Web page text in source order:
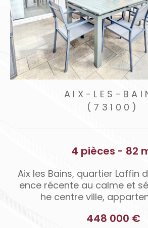
AIX-LES-
(73100)
4 pièces - 82
Aix les Bains, quartier Laffin
ence récente au calme et
he centre ville,
448 000 €